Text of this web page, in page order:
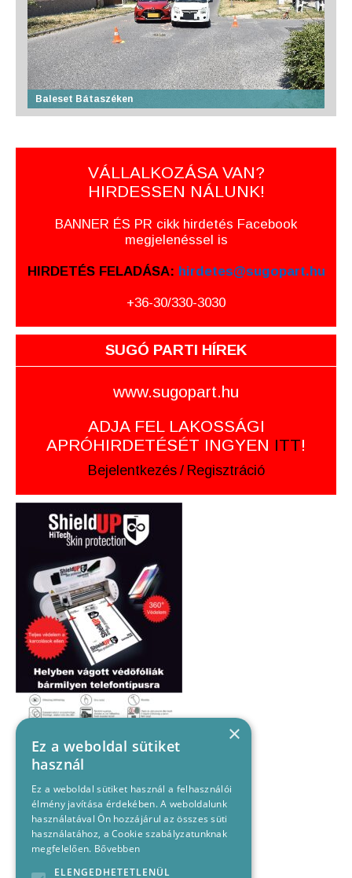
Baleset Bátaszéken
VÁLLALKOZÁSA VAN?
HIRDESSEN NÁLUNK!
BANNER ÉS PR cikk hirdetés Facebook
megjelenéssel is
HIRDETÉS FELADÁSA: hirdetes@sugopart.hu
+36-30/330-3030
SUGÓ PARTI HÍREK
www.sugopart.hu
ADJA FEL LAKOSSÁGI
APRÓHIRDETÉSÉT INGYEN ITT!
Bejelentkezés / Regisztráció
×
Ez a weboldal sütiket
használ
Ez a weboldal sütiket használ a felhasználói
élmény javítása érdekében. A weboldalunk
használatával Ön hozzájárul az összes süti
használatához, a Cookie szabályzatunknak
megfelelően. Bővebben
ELENGEDHETETLENÜL